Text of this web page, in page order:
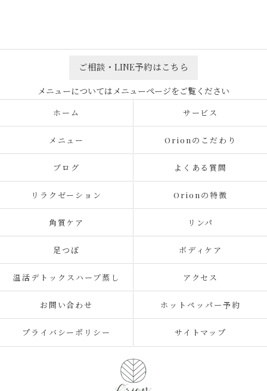
ご相談・LINE予約はこちら
ホーム サービス
メニュー Orionのこだわり
ブログ よくある質問
リラクゼーション Orionの特徴
角質ケア リンパ
足つぼ ボディケア
温活デトックスハーブ蒸し アクセス
お問い合わせ ホットペッパー予約
プライバシーポリシー サイトマップ